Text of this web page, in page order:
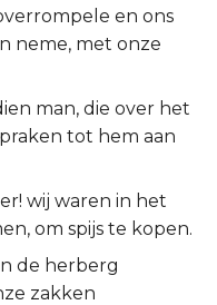
en ons
neme, met onze
man, die over het
tot hem aan
wij waren in het
om spijs te kopen.
de herberg
zakken